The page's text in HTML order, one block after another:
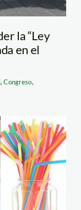
la “Ley
en el
,Congreso,